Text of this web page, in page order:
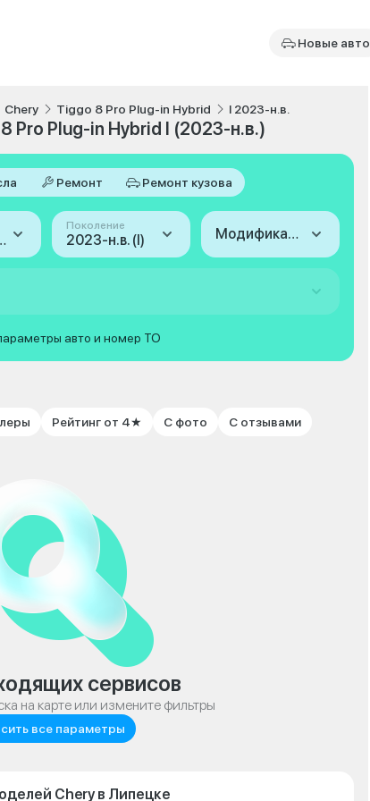
Новые авто
Chery Tiggo 8 Pro Plug-in Hybrid I 2023-н.в.
Pro Plug-in Hybrid I (2023-н.в.)
Ремонт Ремонт кузова
in Hybrid
Поколение
2023-н.в. (I) Модификация
авто и номер ТО
Рейтинг от 4★ С фото С отзывами
сервисов
на карте или измените фильтры
все параметры
Chery в Липецке